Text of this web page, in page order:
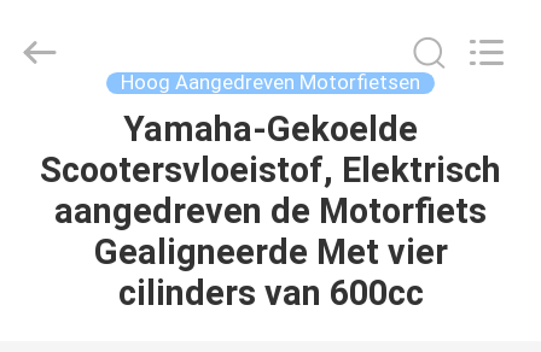
PRODUCTEN
ONGEVEER
Co.,Ltd.
Hoog Aangedreven Motorfietsen
Yamaha-Gekoelde
Scootersvloeistof, Elektrisch
aangedreven de Motorfiets
Gealigneerde Met vier
cilinders van 600cc